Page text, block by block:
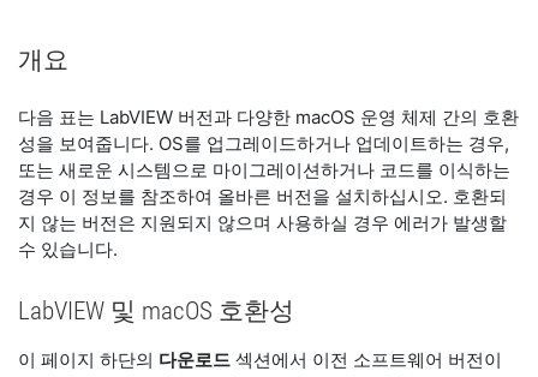
개요
다음 표는 LabVIEW 버전과 다양한 macOS 운영 체제 간의 호환
성을 보여줍니다. OS를 업그레이드하거나 업데이트하는 경우,
또는 새로운 시스템으로 마이그레이션하거나 코드를 이식하는
경우 이 정보를 참조하여 올바른 버전을 설치하십시오. 호환되
지 않는 버전은 지원되지 않으며 사용하실 경우 에러가 발생할
수 있습니다.
LabVIEW 및 macOS 호환성
이 페이지 하단의 다운로드 섹션에서 이전 소프트웨어 버전이